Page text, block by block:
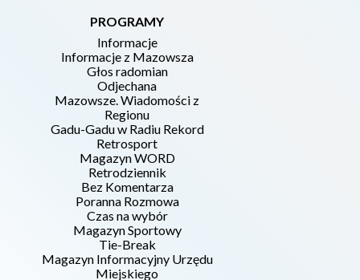
PROGRAMY
Informacje
Informacje z Mazowsza
Głos radomian
Odjechana
Mazowsze. Wiadomości z
Regionu
Gadu-Gadu w Radiu Rekord
Retrosport
Magazyn WORD
Retrodziennik
Bez Komentarza
Poranna Rozmowa
Czas na wybór
Magazyn Sportowy
Tie-Break
Magazyn Informacyjny Urzędu
Miejskiego